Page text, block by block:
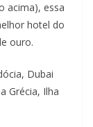
acima), essa
hotel do
ouro.
Dubai
Grécia, Ilha